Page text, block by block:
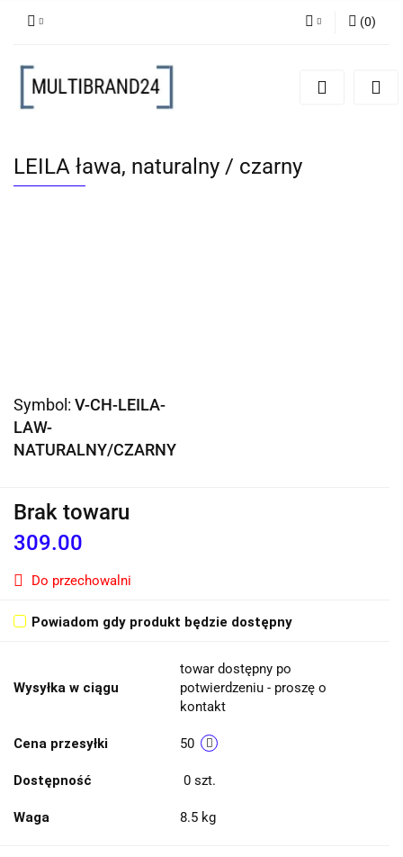
Zarejestruj się
(0)
LEILA ława, naturalny / czarny
Symbol: V-CH-LEILA-
LAW-
NATURALNY/CZARNY
Brak towaru
309.00
Do przechowalni
Powiadom gdy produkt będzie dostępny
Wysyłka w ciągu
towar dostępny po
potwierdzeniu - proszę o
kontakt
Cena przesyłki 50
Dostępność 0 szt.
Waga 8.5 kg